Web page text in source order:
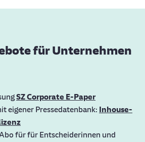
für Unternehmen
SZ Corporate E-Paper
eigener Pressedatenbank: Inhouse-
für für Entscheiderinnen und